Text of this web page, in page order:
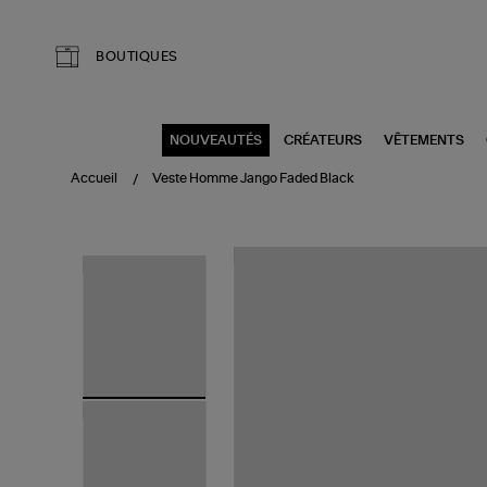
BOUTIQUES
NOUVEAUTÉS CRÉATEURS VÊTEMENTS
Accueil Veste Homme Jango Faded Black